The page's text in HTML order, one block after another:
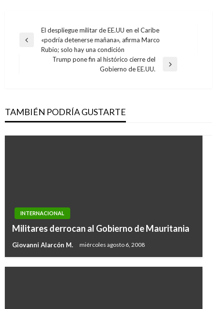
Navegación
de
entradas
Entrada
anterior
El despliegue militar de EE.UU en el Caribe
«podría detenerse mañana», afirma Marco
Rubio; solo hay una condición
Trump pone fin al histórico cierre del
Gobierno de EE.UU.
TAMBIÉN PODRÍA GUSTARTE
INTERNACIONAL
Militares derrocan al Gobierno de Mauritania
Giovanni Alarcón M. miércoles agosto 6, 2008